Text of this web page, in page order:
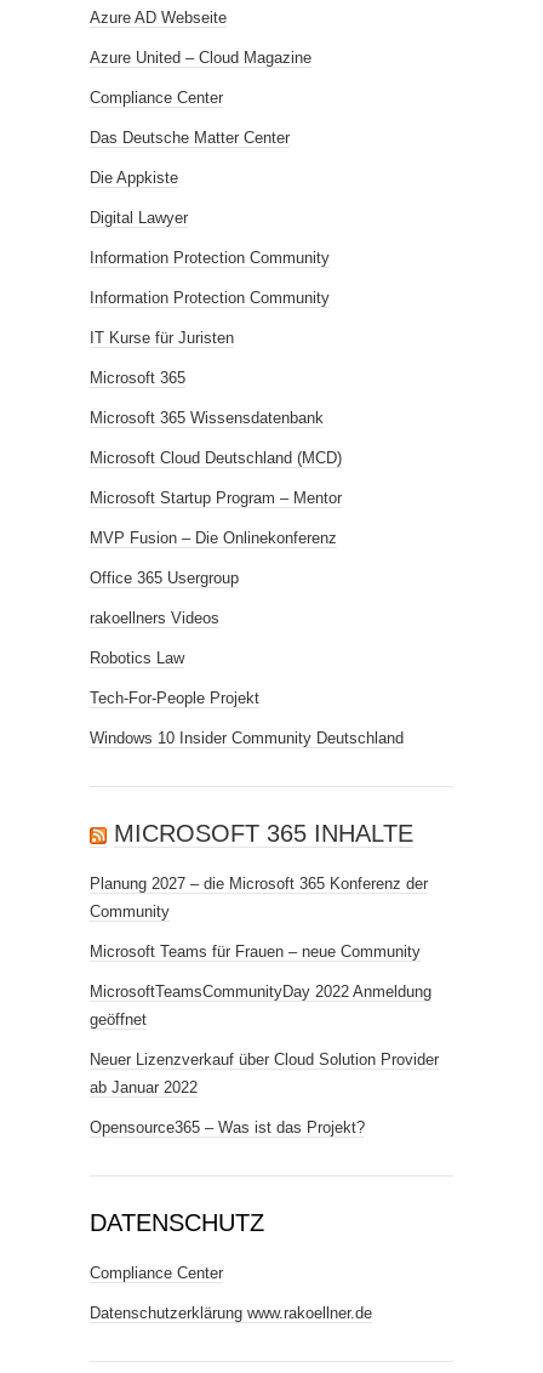
Azure AD Webseite
Azure United – Cloud Magazine
Compliance Center
Das Deutsche Matter Center
Die Appkiste
Digital Lawyer
Information Protection Community
Information Protection Community
IT Kurse für Juristen
Microsoft 365
Microsoft 365 Wissensdatenbank
Microsoft Cloud Deutschland (MCD)
Microsoft Startup Program – Mentor
MVP Fusion – Die Onlinekonferenz
Office 365 Usergroup
rakoellners Videos
Robotics Law
Tech-For-People Projekt
Windows 10 Insider Community Deutschland
MICROSOFT 365 INHALTE
Planung 2027 – die Microsoft 365 Konferenz der
Community
Microsoft Teams für Frauen – neue Community
MicrosoftTeamsCommunityDay 2022 Anmeldung
geöffnet
Neuer Lizenzverkauf über Cloud Solution Provider
ab Januar 2022
Opensource365 – Was ist das Projekt?
DATENSCHUTZ
Compliance Center
Datenschutzerklärung www.rakoellner.de